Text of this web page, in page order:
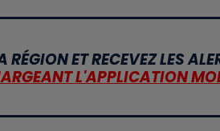
RÉGION ET RECEVEZ LES
L'APPLICATION